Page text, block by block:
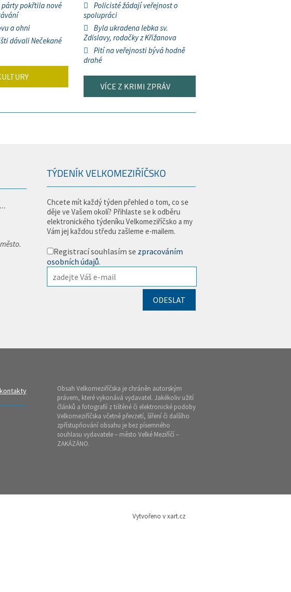
párty pokřtila nové
a ohni
dávali Nečekané
Policisté žádají veřejnost o
spolupráci
Byla ukradena lebka sv.
Zdislavy, rodačky z Křižanova
Pití na veřejnosti bývá hodně
drahé
VÍCE Z KRIMI ZPRÁV
TÝDENÍK VELKOMEZIŘÍČSKO
Chcete mít každý týden přehled o tom, co se
děje ve Vašem okolí? Přihlaste se k odběru
elektronického týdeníku Velkomeziříčsko a my
Vám jej každou středu zašleme e-mailem.
Registrací souhlasím se zpracováním
osobních údajů.
Obsah Velkomeziříčska je chráněn autorským
právem, které vykonává vydavatel. Jakékoliv užití
článků a fotografií z tištěné či elektronické podoby
Velkomeziříčska včetně převzetí, šíření či dalšího
zpřístupňování obsahu je bez písemného
souhlasu vydavatele – město Velké Meziříčí –
ZAKÁZÁNO.
Vytvořeno v xart.cz